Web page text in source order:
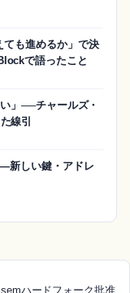
も進めるか」で決
で語ったこと
」──チャールズ・
線引
新しい鍵・アドレ